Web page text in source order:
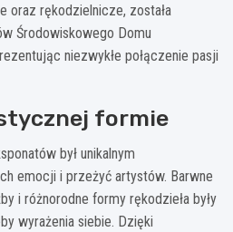
oraz rękodzielnicze, została
Środowiskowego Domu
niezwykłe połączenie pasji
formie
był unikalnym
emocji i przeżyć artystów. Barwne
i różnorodne formy rękodzieła były
wyrażenia siebie. Dzięki